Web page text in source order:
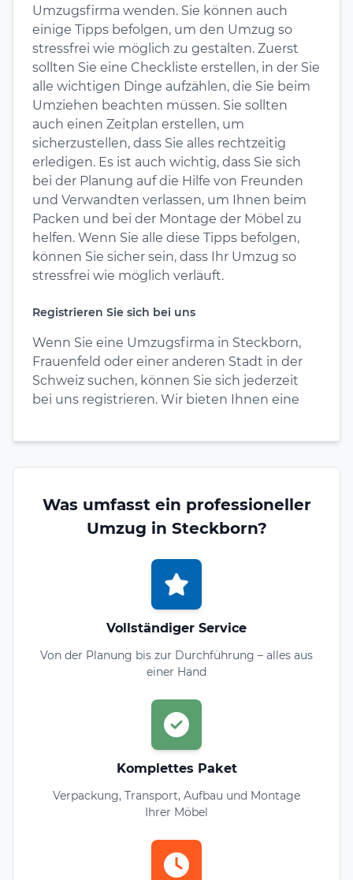
Umzugsfirma wenden. Sie können auch
einige Tipps befolgen, um den Umzug so
stressfrei wie möglich zu gestalten. Zuerst
sollten Sie eine Checkliste erstellen, in der Sie
alle wichtigen Dinge aufzählen, die Sie beim
Umziehen beachten müssen. Sie sollten
auch einen Zeitplan erstellen, um
sicherzustellen, dass Sie alles rechtzeitig
erledigen. Es ist auch wichtig, dass Sie sich
bei der Planung auf die Hilfe von Freunden
und Verwandten verlassen, um Ihnen beim
Packen und bei der Montage der Möbel zu
helfen. Wenn Sie alle diese Tipps befolgen,
können Sie sicher sein, dass Ihr Umzug so
stressfrei wie möglich verläuft.
Registrieren Sie sich bei uns
Wenn Sie eine Umzugsfirma in Steckborn,
Frauenfeld oder einer anderen Stadt in der
Schweiz suchen, können Sie sich jederzeit
bei uns registrieren. Wir bieten Ihnen eine
Was umfasst ein professioneller
Umzug in Steckborn?
Vollständiger Service
Von der Planung bis zur Durchführung – alles aus
einer Hand
Komplettes Paket
Verpackung, Transport, Aufbau und Montage
Ihrer Möbel